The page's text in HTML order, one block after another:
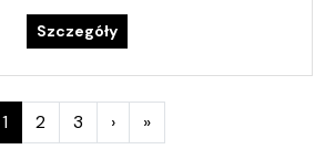
Szczegóły
Current
Page
1 Page
2 Page
3 › »